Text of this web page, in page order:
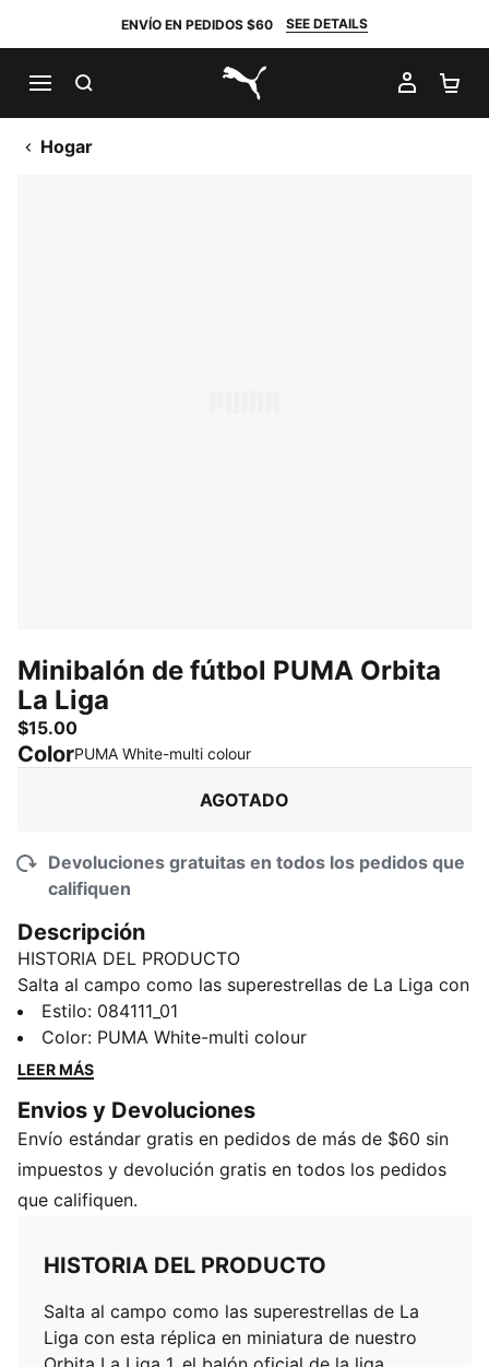
ENVÍO EN PEDIDOS $60 SEE DETAILS
PUMA.com
MI
Hogar
Minibalón de fútbol PUMA Orbita
La Liga
$15.00
ColorPUMA White-multi colour:
AGOTADO
Devoluciones gratuitas en todos los pedidos que
califiquen
Descripción
HISTORIA DEL PRODUCTO
Salta al campo como las superestrellas de La Liga con
esta réplica en miniatura de nuestro Orbita La Liga 1,
el balón oficial de la liga española. Este balón de
fútbol tiene un concepto de 32 paneles para un vuelo
de TPU con una capa de espuma por debajo para un
toque suave.
DETALLES
Cosido a máquina
espuma:
Estilo: 084111_01
Color: PUMA White-multi colour
LEER MÁS
Envios y Devoluciones
Envío estándar gratis en pedidos de más de $60 sin
impuestos y devolución gratis en todos los pedidos
que califiquen.
HISTORIA DEL PRODUCTO
Salta al campo como las superestrellas de La
Liga con esta réplica en miniatura de nuestro